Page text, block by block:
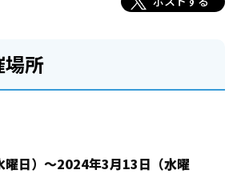
場所
日）～2024年3月13日（水曜